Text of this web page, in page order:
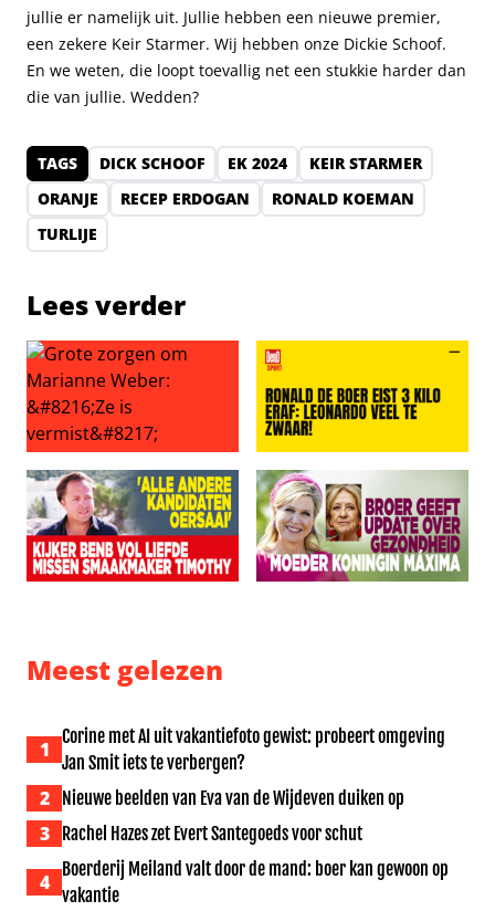
jullie er namelijk uit. Jullie hebben een nieuwe premier,
een zekere Keir Starmer. Wij hebben onze Dickie Schoof.
En we weten, die loopt toevallig net een stukkie harder dan
die van jullie. Wedden?
TAGS DICK SCHOOF EK 2024
KEIR STARMER
ORANJE
RECEP ERDOGAN
RONALD KOEMAN
TURLIJE
Lees verder
Grote zorgen om Marianne Weber: ‘Ze is vermist’
Ronald de Boer eist 3 kilo
Meest gelezen
1
Corine met AI uit vakantiefoto gewist: probeert omgeving
Jan Smit iets te verbergen?
2 Nieuwe beelden van Eva van de Wijdeven duiken op
3 Rachel Hazes zet Evert Santegoeds voor schut
4
Boerderij Meiland valt door de mand: boer kan gewoon op
vakantie